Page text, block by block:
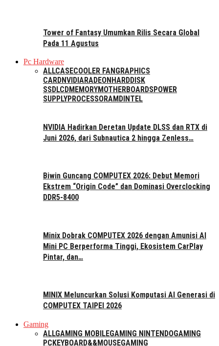
Tower of Fantasy Umumkan Rilis Secara Global
Pada 11 Agustus
Pc Hardware
ALLCASECOOLER FAN GRAPHICS
CARDNVIDIARADEON HARDDISK
SSDLCDMEMORYMOTHERBOARDSPOWER
SUPPLYPROCESSORAMD INTEL
NVIDIA Hadirkan Deretan Update DLSS dan RTX di
Juni 2026, dari Subnautica 2 hingga Zenless…
Biwin Guncang COMPUTEX 2026: Debut Memori
Ekstrem “Origin Code” dan Dominasi Overclocking
DDR5-8400
Minix Dobrak COMPUTEX 2026 dengan Amunisi AI
Mini PC Berperforma Tinggi, Ekosistem CarPlay
Pintar, dan…
MINIX Meluncurkan Solusi Komputasi AI Generasi di
COMPUTEX TAIPEI 2026
Gaming
ALLGAMING MOBILEGAMING NINTENDOGAMING
PCKEYBOARD&&MOUSEGAMING